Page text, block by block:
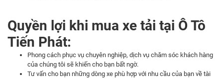
Quyền lợi khi mua xe tải tại Ô Tô
Tiến Phát:
Phong cách phục vụ chuyên nghiệp, dịch vụ chăm sóc khách hàng
của chúng tôi sẽ khiến cho bạn bất ngờ.
Tư vấn cho bạn những dòng xe phù hợp với nhu cầu của bạn về tài